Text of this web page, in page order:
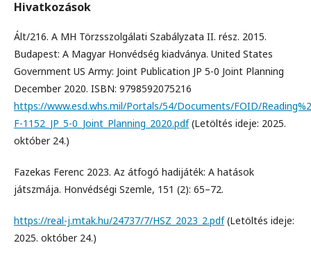
Hivatkozások
Ált/216. A MH Törzsszolgálati Szabályzata II. rész. 2015.
Budapest: A Magyar Honvédség kiadványa. United States
Government US Army: Joint Publication JP 5-0 Joint Planning
December 2020. ISBN: 9798592075216
https://www.esd.whs.mil/Portals/54/Documents/FOID/
F-1152_JP_5-0_Joint_Planning_2020.pdf(Letöltés ideje: 2025.
október 24.)
Fazekas Ferenc 2023. Az átfogó hadijáték: A hatások
játszmája. Honvédségi Szemle, 151 (2): 65–72.
https://real-j.mtak.hu/24737/7/HSZ_2023_2.pdf(Letöltés ideje:
2025. október 24.)